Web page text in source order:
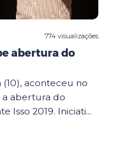
774 visualizações
abertura do
aconteceu no
abertura do
Isso 2019. Iniciati...